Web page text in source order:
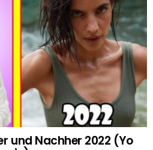
und Nachher 2022 (Yo